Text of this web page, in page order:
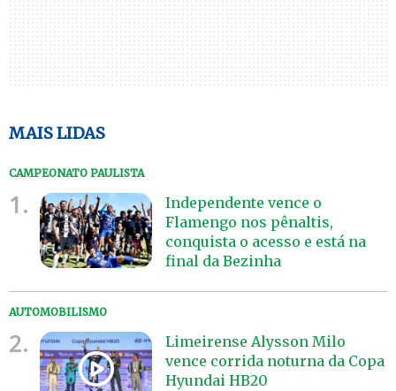
MAIS LIDAS
CAMPEONATO PAULISTA
1.
Independente vence o
Flamengo nos pênaltis,
conquista o acesso e está na
final da Bezinha
AUTOMOBILISMO
2.
Limeirense Alysson Milo
vence corrida noturna da Copa
Hyundai HB20